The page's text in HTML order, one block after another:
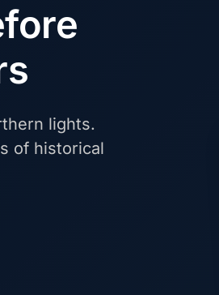
lights.
of historical